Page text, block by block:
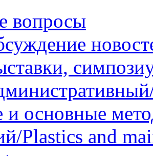
вопросы
основные
Plastics and